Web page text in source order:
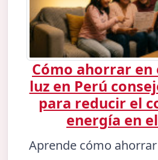
Cómo ahorrar en
luz en Perú
para reducir el
energía en
Aprende cómo